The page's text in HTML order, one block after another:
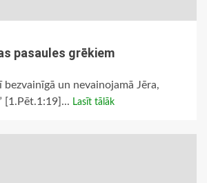
pasaules grēkiem
bezvainīgā un nevainojamā Jēra,
[1.Pēt.1:19]... Lasīt tālāk